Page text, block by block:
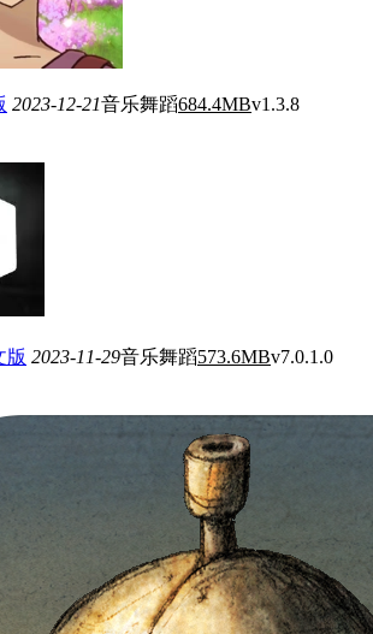
2023-12-21音乐舞蹈684.4MBv1.3.8
版 2023-11-29音乐舞蹈573.6MBv7.0.1.0